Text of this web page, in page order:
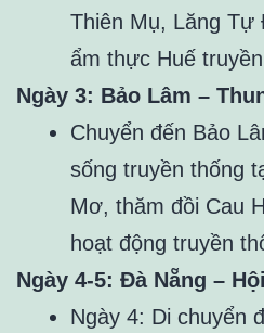
Thiên Mụ, Lăng
ẩm thực Huế
Ngày 3: Bảo Lâm –
Chuyển đến Bảo
sống truyền thống
Mơ, thăm đồi Cau
hoạt động truyền
Ngày 4-5: Đà Nẵng –
Ngày 4: Di chuyển